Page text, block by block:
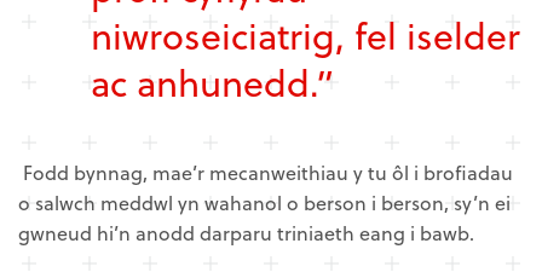
niwroseiciatrig, fel iselder
ac anhunedd.”
Fodd bynnag, mae’r mecanweithiau y tu ôl i brofiadau
o salwch meddwl yn wahanol o berson i berson, sy’n ei
gwneud hi’n anodd darparu triniaeth eang i bawb.